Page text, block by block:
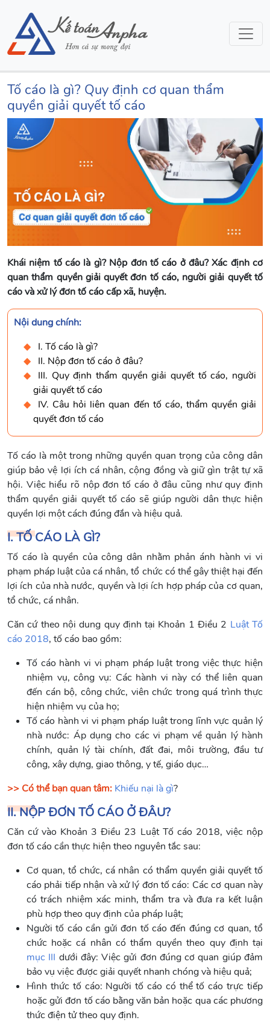
Tố cáo là gì? Quy định cơ quan thẩm
quyền giải quyết tố cáo
Khái niệm tố cáo là gì? Nộp đơn tố cáo ở đâu? Xác định cơ
quan thẩm quyền giải quyết đơn tố cáo, người giải quyết tố
cáo và xử lý đơn tố cáo cấp xã, huyện.
Nội dung chính:
I. Tố cáo là gì?
II. Nộp đơn tố cáo ở đâu?
III. Quy định thẩm quyền giải quyết tố cáo, người
giải quyết tố cáo
IV. Câu hỏi liên quan đến tố cáo, thẩm quyền giải
quyết đơn tố cáo
Tố cáo là một trong những quyền quan trọng của công dân
giúp bảo vệ lợi ích cá nhân, cộng đồng và giữ gìn trật tự xã
hội. Việc hiểu rõ nộp đơn tố cáo ở đâu cũng như quy định
thẩm quyền giải quyết tố cáo sẽ giúp người dân thực hiện
quyền lợi một cách đúng đắn và hiệu quả.
I. TỐ CÁO LÀ GÌ?
Tố cáo là quyền của công dân nhằm phản ánh hành vi vi
phạm pháp luật của cá nhân, tổ chức có thể gây thiệt hại đến
lợi ích của nhà nước, quyền và lợi ích hợp pháp của cơ quan,
tổ chức, cá nhân.
Căn cứ theo nội dung quy định tại Khoản 1 Điều 2 Luật Tố
cáo 2018, tố cáo bao gồm:
Tố cáo hành vi vi phạm pháp luật trong việc thực hiện
nhiệm vụ, công vụ: Các hành vi này có thể liên quan
đến cán bộ, công chức, viên chức trong quá trình thực
hiện nhiệm vụ của họ;
Tố cáo hành vi vi phạm pháp luật trong lĩnh vực quản lý
nhà nước: Áp dụng cho các vi phạm về quản lý hành
chính, quản lý tài chính, đất đai, môi trường, đầu tư
công, xây dựng, giao thông, y tế, giáo dục…
>> Có thể bạn quan tâm: Khiếu nại là gì?
II. NỘP ĐƠN TỐ CÁO Ở ĐÂU?
Căn cứ vào Khoản 3 Điều 23 Luật Tố cáo 2018, việc nộp
đơn tố cáo cần thực hiện theo nguyên tắc sau:
Cơ quan, tổ chức, cá nhân có thẩm quyền giải quyết tố
cáo phải tiếp nhận và xử lý đơn tố cáo: Các cơ quan này
có trách nhiệm xác minh, thẩm tra và đưa ra kết luận
phù hợp theo quy định của pháp luật;
Người tố cáo cần gửi đơn tố cáo đến đúng cơ quan, tổ
chức hoặc cá nhân có thẩm quyền theo quy định tại
mục III dưới đây: Việc gửi đơn đúng cơ quan giúp đảm
bảo vụ việc được giải quyết nhanh chóng và hiệu quả;
Hình thức tố cáo: Người tố cáo có thể tố cáo trực tiếp
hoặc gửi đơn tố cáo bằng văn bản hoặc qua các phương
thức điện tử theo quy định.